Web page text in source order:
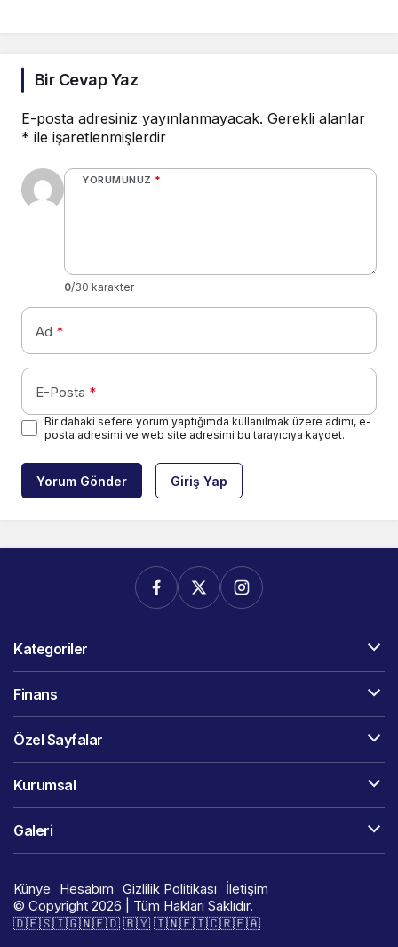
Bir Cevap Yaz
E-posta adresiniz yayınlanmayacak. Gerekli alanlar
* ile işaretlenmişlerdir
YORUMUNUZ *
0/30 karakter
Ad *
E-Posta *
Bir dahaki sefere yorum yaptığımda kullanılmak üzere adımı, e-
posta adresimi ve web site adresimi bu tarayıcıya kaydet.
Yorum Gönder Giriş Yap
Kategoriler
Finans
Özel Sayfalar
Kurumsal
Galeri
Künye Hesabım Gizlilik Politikası
İletişim
© Copyright 2026 | Tüm Hakları Saklıdır.
🇩​​​​​🇪​​​​​🇸​​​​​🇮​​​​​🇬​​​​​🇳​​​​​🇪​​​​​🇩​​​​​ 🇧​​​​​🇾​​​​​ 🇮​​​​​🇳​​​​​🇫​​​​​🇮​​​​​🇨​​​​​🇷​​​​​🇪​​​​​🇦​​​​​​​​​​